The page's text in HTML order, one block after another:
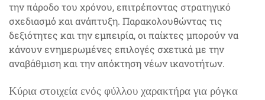
την πάροδο του χρόνου, επιτρέποντας στρατηγικό
σχεδιασμό και ανάπτυξη. Παρακολουθώντας τις
δεξιότητες και την εμπειρία, οι παίκτες μπορούν να
κάνουν ενημερωμένες επιλογές σχετικά με την
αναβάθμιση και την απόκτηση νέων ικανοτήτων.
Κύρια στοιχεία ενός φύλλου χαρακτήρα για ρόγκα